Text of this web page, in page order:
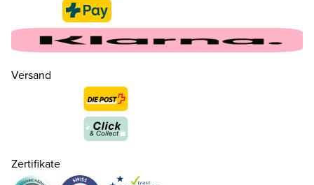
40.5 ( 7 ) CHF 159.00
CHF 159.00
42 ( 8 ) CHF 159.00
Versand
Zertifikate